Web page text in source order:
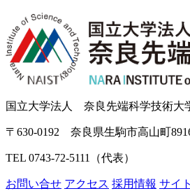
国立大学法人 奈良先端科学技術大
〒630-0192 奈良県生駒市高山町
TEL 0743-72-5111（代表）
お問い合せ アクセス 採用情報 サイ